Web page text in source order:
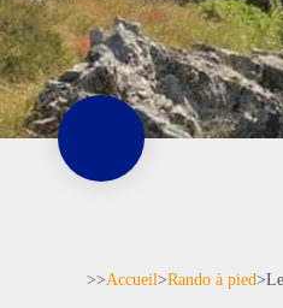
>>Accueil>Rando à pied>